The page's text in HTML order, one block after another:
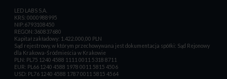
LED LABS S.A.
KRS: 0000988995
NIP:6793108450
REGON:360837680
Kapitał zakładowy: 1.422.000,00 PLN
Sąd rejestrowy, w którym przechowywana jest dokumentacja spółki: Sąd Rejonowy
dla Krakowa-Śródmieścia w Krakowie
PLN: PL75 1240 4588 1111 0011 5318 8711
EUR: PL66 1240 4588 1978 0011 5815 4506
USD: PL76 1240 4588 1787 0011 5815 4564